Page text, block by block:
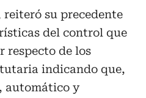
su precedente
del control que
respecto de los
indicando que,
automático y